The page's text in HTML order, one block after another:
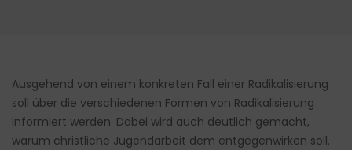
Ausgehend von einem konkreten Fall einer Radikalisierung
soll über die verschiedenen Formen von Radikalisierung
informiert werden. Dabei wird auch deutlich gemacht,
warum christliche Jugendarbeit dem entgegenwirken soll.